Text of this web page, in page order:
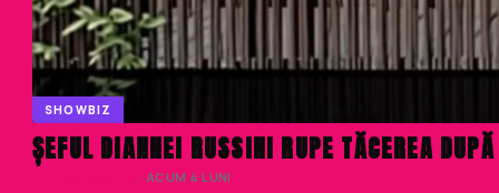
SHOWBIZ
ȘEFUL DIANNEI RUSSINI RUPE TĂCEREA
· ACUM 4 LUNI